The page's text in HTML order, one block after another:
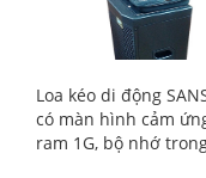
Loa kéo di động
có màn hình cảm
ram 1G, bộ nhớ